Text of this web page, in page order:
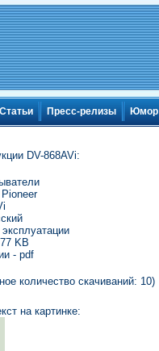
Статьи Пресс-релизы Юмор
DV-868AVi:
KB
- pdf
количество скачиваний: 10)
на картинке: